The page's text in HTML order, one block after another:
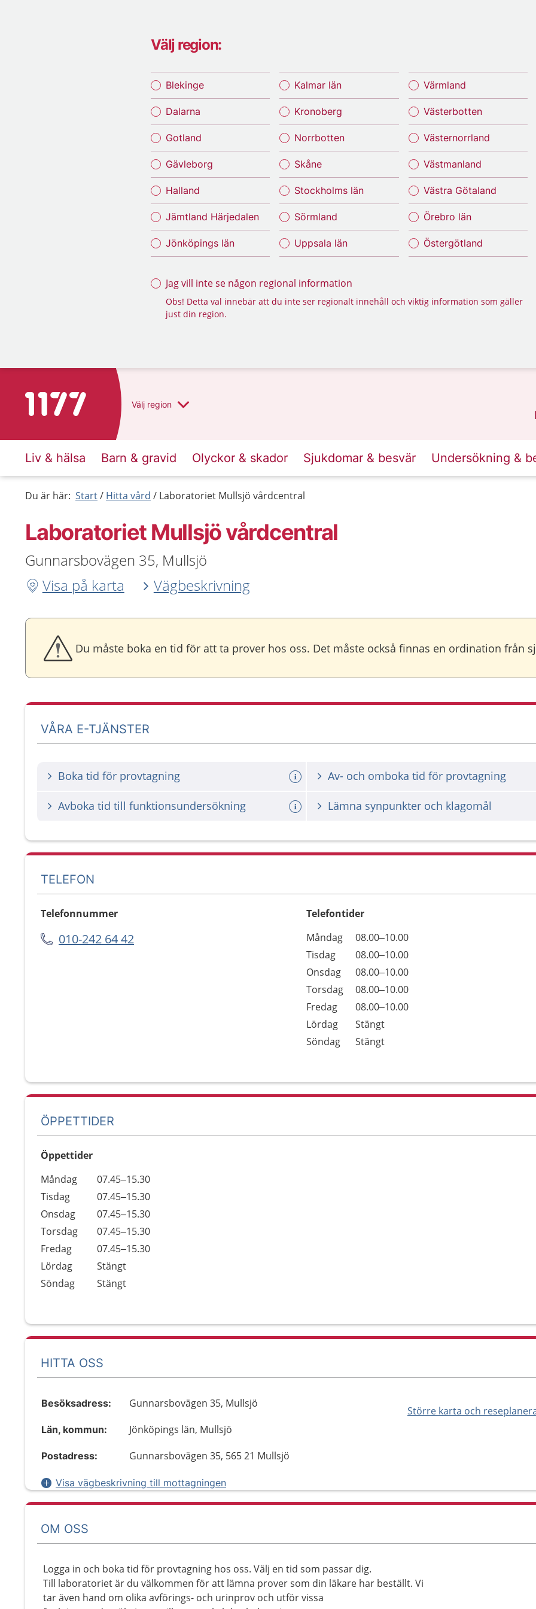
Välj region:
Blekinge
Dalarna
Gotland
Gävleborg
Halland
Jämtland Härjedalen
Jönköpings län
Kalmar län
Kronoberg
Norrbotten
Skåne
Stockholms län
Sörmland
Uppsala län
Värmland
Västerbotten
Västernorrland
Västmanland
Västra Götaland
Örebro län
Östergötland
Jag vill inte se någon regional information
Obs! Detta val innebär att du inte ser regionalt innehåll och viktig information som gäller
just din region.
Till startsidan för 1177 Välj region
Liv & hälsa Barn & gravid Olyckor & skador Sjukdomar & besvär Undersökning &
Du är här: Start Hitta vård Laboratoriet Mullsjö vårdcentral
Laboratoriet Mullsjö vårdcentral
Gunnarsbovägen 35, Mullsjö
Visa på karta
Vägbeskrivning
Du måste boka en tid för att ta prover hos oss. Det måste också finnas en ordination från
VÅRA E-TJÄNSTER
Boka tid för provtagning Av- och omboka tid för provtagning
Avboka tid till funktionsundersökning Lämna synpunkter och klagomål
TELEFON
Telefonnummer
010-242 64 42
Telefontider
Dag
Öppettider
Kommentarer
Måndag
08.00–10.00
Tisdag
08.00–10.00
Onsdag
08.00–10.00
Torsdag
08.00–10.00
Fredag
08.00–10.00
Lördag
Stängt
Söndag
Stängt
ÖPPETTIDER
Öppettider
Dag
Öppettider
Kommentarer
Måndag
07.45–15.30
Tisdag
07.45–15.30
Onsdag
07.45–15.30
Torsdag
07.45–15.30
Fredag
07.45–15.30
Lördag
Stängt
Söndag
Stängt
HITTA OSS
Större karta och
Besöksadress: Gunnarsbovägen 35, Mullsjö
Län, kommun: Jönköpings län, Mullsjö
Postadress: Gunnarsbovägen 35, 565 21 Mullsjö
Visa vägbeskrivning till mottagningen
OM OSS
Logga in och boka tid för provtagning hos oss. Välj en tid som passar dig.
Till laboratoriet är du välkommen för att lämna prover som din läkare har beställt. Vi
tar även hand om olika avförings- och urinprov och utför vissa